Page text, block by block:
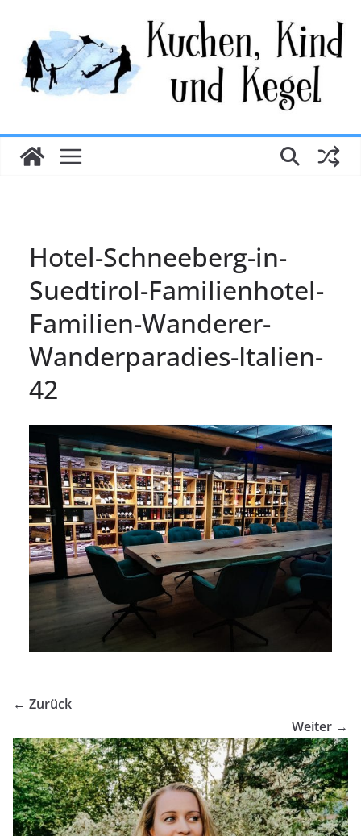
springen
Hotel-Schneeberg-in-
Suedtirol-Familienhotel-
Familien-Wanderer-
Wanderparadies-Italien-
42
← Zurück
Weiter →